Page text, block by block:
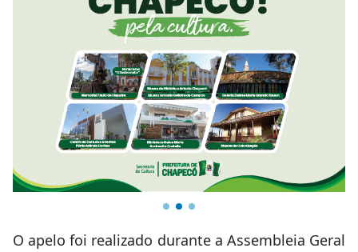
O apelo foi realizado durante a Assembleia Geral